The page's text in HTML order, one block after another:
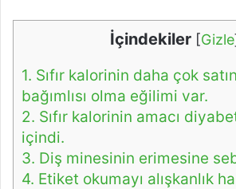
İçindekiler [Gizle
1. Sıfır kalorinin daha çok
bağımlısı olma eğilimi var.
2. Sıfır kalorinin amacı
içindi.
3. Diş minesinin erimesine
4. Etiket okumayı alışkanlık